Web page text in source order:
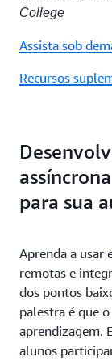
College
Assista sob
Recursos
para sua
Aprenda a usar
remotas e
dos pontos
palestra é que
aprendizagem.
alunos